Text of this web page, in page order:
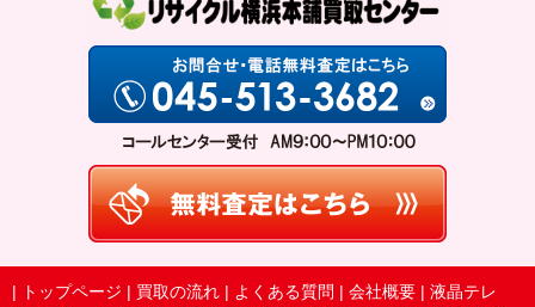
| トップページ | 買取の流れ | よくある質問 | 会社概要 | 液晶テレ